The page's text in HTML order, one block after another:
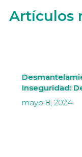
Artículos
Inseguridad:
mayo 8, 2024